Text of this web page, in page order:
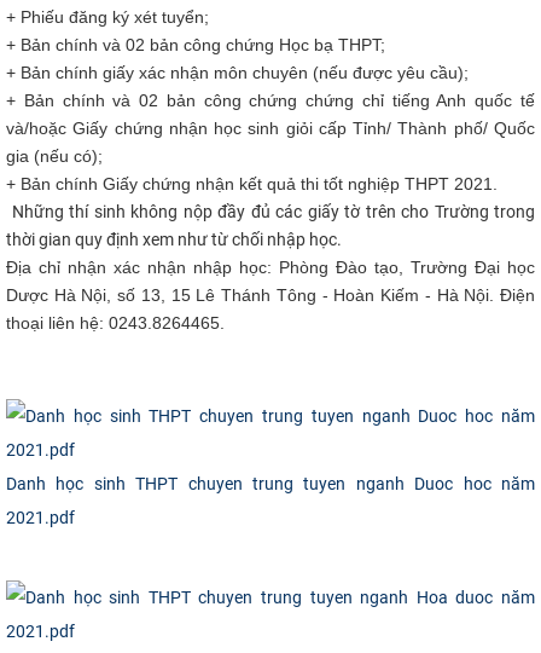
+ Phiếu đăng ký xét tuyển;
+ Bản chính và 02 bản công chứng Học bạ THPT;
+ Bản chính giấy xác nhận môn chuyên (nếu được yêu cầu);
+ Bản chính và 02 bản công chứng chứng chỉ tiếng Anh quốc tế
và/hoặc Giấy chứng nhận học sinh giỏi cấp Tỉnh/ Thành phố/ Quốc
gia (nếu có);
+ Bản chính Giấy chứng nhận kết quả thi tốt nghiệp THPT 2021.
Những thí sinh không nộp đầy đủ các giấy tờ trên cho Trường trong
thời gian quy định xem như từ chối nhập học.
Địa chỉ nhận xác nhận nhập học: Phòng Đào tạo, Trường Đại học
Dược Hà Nội, số 13, 15 Lê Thánh Tông - Hoàn Kiếm - Hà Nội. Điện
thoại liên hệ: 0243.8264465.​
Danh học sinh THPT chuyen trung tuyen nganh Duoc hoc năm
2021.pdf